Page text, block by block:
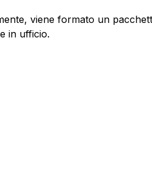
viene formato un
in ufficio.